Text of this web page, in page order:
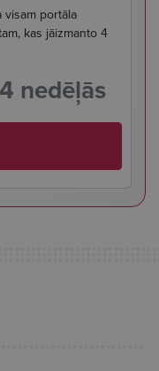
portāla
kas jāizmanto 4
nedēļās